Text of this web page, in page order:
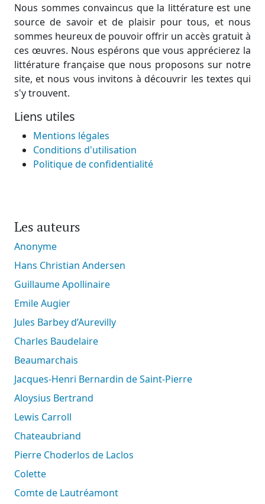
Nous sommes convaincus que la littérature est une
source de savoir et de plaisir pour tous, et nous
sommes heureux de pouvoir offrir un accès gratuit à
ces œuvres. Nous espérons que vous apprécierez la
littérature française que nous proposons sur notre
site, et nous vous invitons à découvrir les textes qui
s'y trouvent.
Liens utiles
Mentions légales
Conditions d'utilisation
Politique de confidentialité
Les auteurs
Anonyme
Hans Christian Andersen
Guillaume Apollinaire
Emile Augier
Jules Barbey d’Aurevilly
Charles Baudelaire
Beaumarchais
Jacques-Henri Bernardin de Saint-Pierre
Aloysius Bertrand
Lewis Carroll
Chateaubriand
Pierre Choderlos de Laclos
Colette
Comte de Lautréamont